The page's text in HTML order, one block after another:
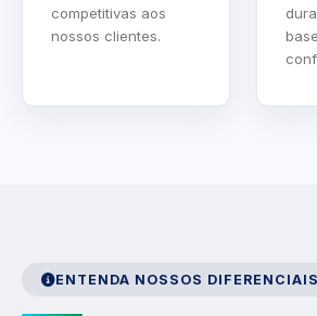
competitivas aos
nossos clientes.
ENTENDA NOSSOS DIFERENCIAIS